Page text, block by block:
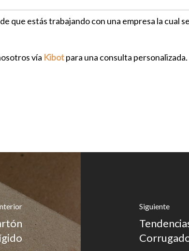
que estás trabajando con una empresa la cual
vía Kibotpara una consulta personalizada.
Siguiente